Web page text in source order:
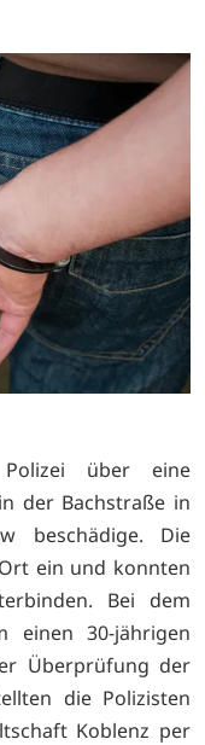
über eine
der Bachstraße in
beschädige. Die
ein und konnten
Bei dem
einen 30-jährigen
Überprüfung der
die Polizisten
Koblenz per